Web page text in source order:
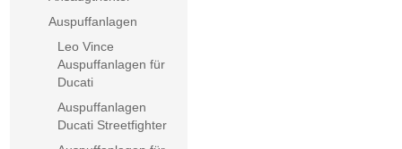
Auspuffanlagen
Leo Vince
Auspuffanlagen für
Ducati
Auspuffanlagen
Ducati Streetfighter